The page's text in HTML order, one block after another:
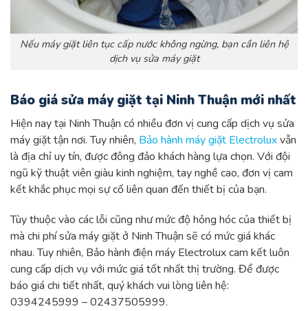
Nếu máy giặt liên tục cấp nước không ngừng, bạn cần liên hệ
dịch vụ sửa máy giặt
Báo giá sửa máy giặt tại Ninh Thuận mới nhất
Hiện nay tại Ninh Thuận có nhiều đơn vị cung cấp dịch vụ sửa
máy giặt tận nơi. Tuy nhiên, Bảo hành máy giặt Electroluxvẫn
là địa chỉ uy tín, được đông đảo khách hàng lựa chọn. Với đội
ngũ kỹ thuật viên giàu kinh nghiệm, tay nghề cao, đơn vị cam
kết khắc phục mọi sự cố liên quan đến thiết bị của bạn.
Tùy thuộc vào các lỗi cũng như mức độ hỏng hóc của thiết bị
mà chi phí sửa máy giặt ở Ninh Thuận sẽ có mức giá khác
nhau. Tuy nhiên, Bảo hành điện máy Electrolux cam kết luôn
cung cấp dịch vụ với mức giá tốt nhất thị trường. Để được
báo giá chi tiết nhất, quý khách vui lòng liên hệ:
0394245999 – 02437505999.